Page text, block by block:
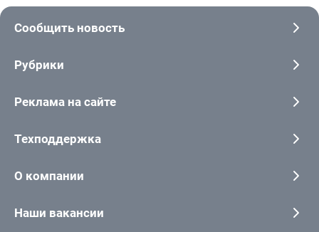
Сообщить новость
Рубрики
Реклама на сайте
Техподдержка
О компании
Наши вакансии